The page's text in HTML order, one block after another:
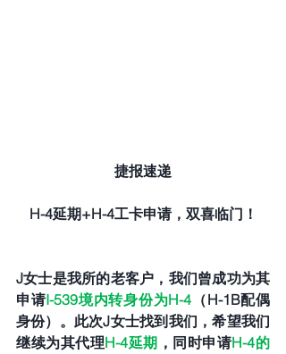
捷报速递
H-4延期+H-4工卡申请，双喜临门！
J女士是我所的老客户，我们曾成功为其
申请I-539境内转身份为H-4 （H-1B配偶
身份）。此次J女士找到我们，希望我们
继续为其代理H-4延期 ，同时申请H-4的